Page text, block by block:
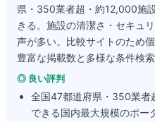
県・350業者超・約12,000施
きる。施設の清潔さ・セキュ
声が多い。比較サイトのため
豊富な掲載数と多様な条件検
◎ 良い評判
全国47都道府県・350業者
できる国内最大規模のポー